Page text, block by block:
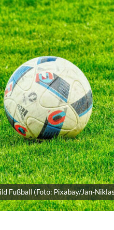
Fußball (Foto: Pixabay/Jan-